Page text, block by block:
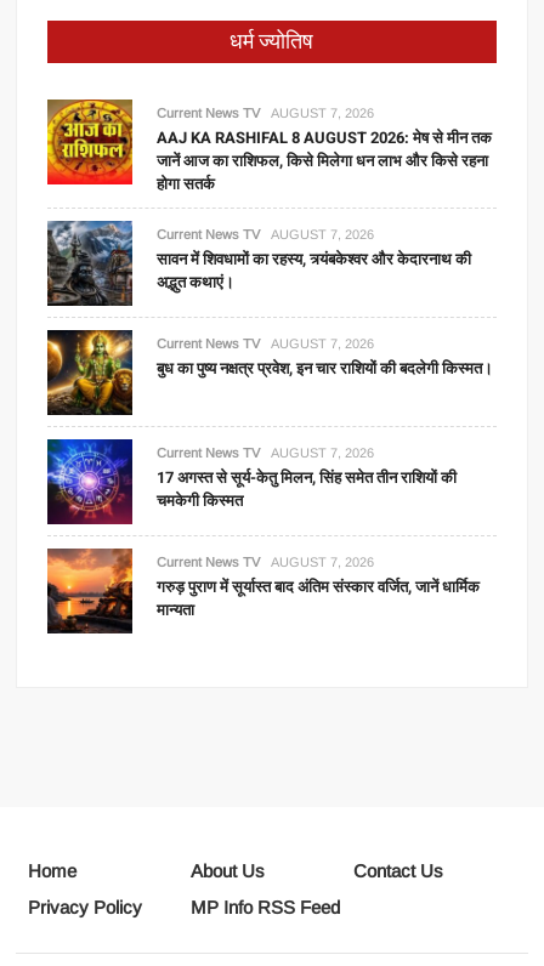
धर्म ज्योतिष
Current News TV AUGUST 7, 2026
AAJ KA RASHIFAL 8 AUGUST 2026: मेष से मीन तक
जानें आज का राशिफल, किसे मिलेगा धन लाभ और किसे रहना
होगा सतर्क
Current News TV AUGUST 7, 2026
सावन में शिवधामों का रहस्य, त्र्यंबकेश्वर और केदारनाथ की
अद्भुत कथाएं।
Current News TV AUGUST 7, 2026
बुध का पुष्य नक्षत्र प्रवेश, इन चार राशियों की बदलेगी किस्मत।
Current News TV AUGUST 7, 2026
17 अगस्त से सूर्य-केतु मिलन, सिंह समेत तीन राशियों की
चमकेगी किस्मत
Current News TV AUGUST 7, 2026
गरुड़ पुराण में सूर्यास्त बाद अंतिम संस्कार वर्जित, जानें धार्मिक
मान्यता
Home About Us
Contact Us
Privacy Policy
MP Info RSS Feed